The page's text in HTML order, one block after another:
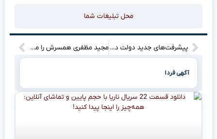
محل تبلیغات شما
پیشرفت‌های جدید دولت در بالابردن مهارت‌ها و شرایط رفاهی کارگران: فرصت‌ها و چالش‌ها مجید مظفری همسرش را معرفی کرد! ازدواج جنجالی با بازیگر معروف را از دست ندهید + عکس و ویدیو
آگهی فردا